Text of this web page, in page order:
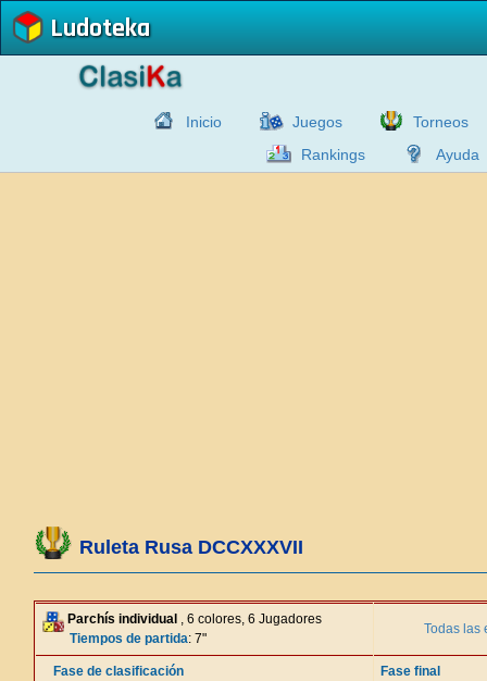
Ludoteka
Inicio Juegos
Torneos
Rankings
Ayuda
Ruleta Rusa DCCXXXVII
Parchís individual , 6 colores, 6 Jugadores
Tiempos de partida: 7"
Todas las
Fase de clasificación
Fase final